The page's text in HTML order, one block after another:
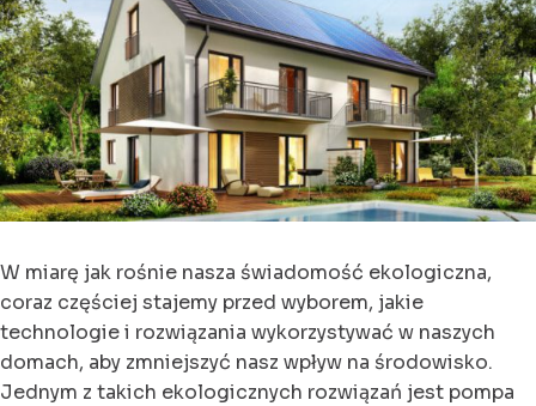
W miarę jak rośnie nasza świadomość ekologiczna,
coraz częściej stajemy przed wyborem, jakie
technologie i rozwiązania wykorzystywać w naszych
domach, aby zmniejszyć nasz wpływ na środowisko.
Jednym z takich ekologicznych rozwiązań jest pompa